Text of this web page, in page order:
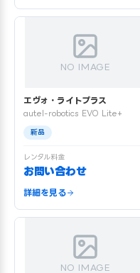
NO IMAGE
エヴォ・ライトプラス
autel-robotics EVO Lite+
新品
レンタル料金
お問い合わせ
詳細を見る
NO IMAGE